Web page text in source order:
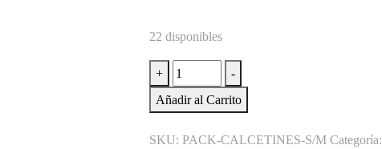
22 disponibles
+
Pack
4
Calcetines
Talla
-
Añadir al Carrito
SKU: PACK-CALCETINES-S/M Categoría: